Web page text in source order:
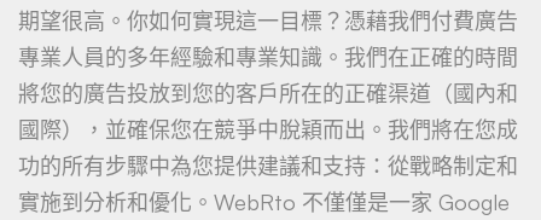
期望很高。你如何實現這一目標？憑藉我們付費廣告
專業人員的多年經驗和專業知識。我們在正確的時間
將您的廣告投放到您的客戶所在的正確渠道（國內和
國際），並確保您在競爭中脫穎而出。我們將在您成
功的所有步驟中為您提供建議和支持：從戰略制定和
實施到分析和優化。WebRto 不僅僅是一家 Google